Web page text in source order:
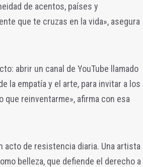
de acentos, países y
que te cruzas en la vida», asegura
abrir un canal de YouTube llamado
la empatía y el arte, para invitar a los
reinventarme», afirma con esa
acto de resistencia diaria. Una artista
belleza, que defiende el derecho a